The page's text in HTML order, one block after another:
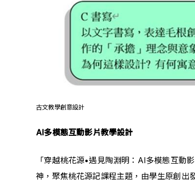
古文教學創意設計
AI多模態互動影片教學設計
「穿越桃花源•遇見陶淵明：AI多模態互動
神，聚焦桃花源記課程主題，由學生原創出